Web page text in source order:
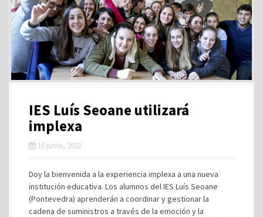
IES Luís Seoane utilizará
implexa
10 junio, 2022
Doy la bienvenida a la experiencia implexa a una nueva
institución educativa. Los alumnos del IES Luís Seoane
(Pontevedra) aprenderán a coordinar y gestionar la
cadena de suministros a través de la emoción y la